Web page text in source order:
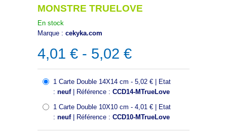
MONSTRE TRUELOVE
En stock
Marque : cekyka.com
4,01 € - 5,02 €
1 Carte Double 14X14 cm - 5,02 € | Etat
: neuf| Référence : CCD14-MTrueLove
1 Carte Double 10X10 cm - 4,01 € | Etat
: neuf| Référence : CCD10-MTrueLove